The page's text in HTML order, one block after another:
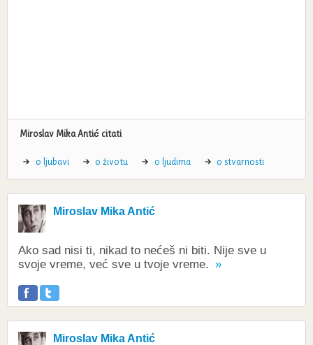
Miroslav Mika Antić citati
o ljubavi o životu o ljudima o stvarnosti
Miroslav Mika Antić
Ako sad nisi ti, nikad to nećeš ni biti. Nije sve u
svoje vreme, već sve u tvoje vreme.
Miroslav Mika Antić